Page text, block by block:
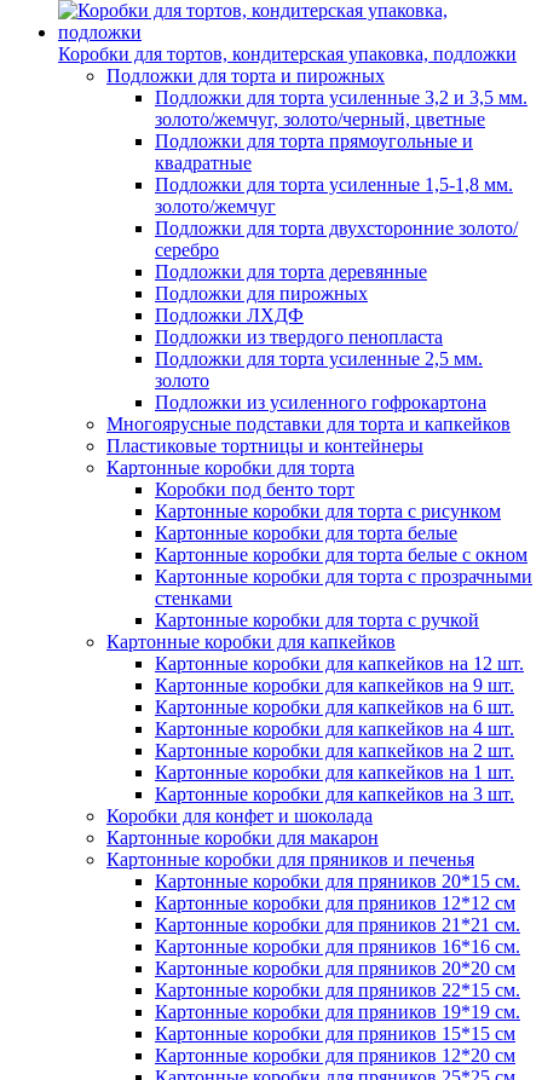
Коробки для тортов, кондитерская упаковка, подложки
Подложки для торта и пирожных
Подложки для торта усиленные 3,2 и 3,5 мм.
золото/жемчуг, золото/черный, цветные
Подложки для торта прямоугольные и
квадратные
Подложки для торта усиленные 1,5-1,8 мм.
золото/жемчуг
Подложки для торта двухсторонние золото/
серебро
Подложки для торта деревянные
Подложки для пирожных
Подложки ЛХДФ
Подложки из твердого пенопласта
Подложки для торта усиленные 2,5 мм.
золото
Подложки из усиленного гофрокартона
Многоярусные подставки для торта и капкейков
Пластиковые тортницы и контейнеры
Картонные коробки для торта
Коробки под бенто торт
Картонные коробки для торта с рисунком
Картонные коробки для торта белые
Картонные коробки для торта белые с окном
Картонные коробки для торта с прозрачными
стенками
Картонные коробки для торта с ручкой
Картонные коробки для капкейков
Картонные коробки для капкейков на 12 шт.
Картонные коробки для капкейков на 9 шт.
Картонные коробки для капкейков на 6 шт.
Картонные коробки для капкейков на 4 шт.
Картонные коробки для капкейков на 2 шт.
Картонные коробки для капкейков на 1 шт.
Картонные коробки для капкейков на 3 шт.
Коробки для конфет и шоколада
Картонные коробки для макарон
Картонные коробки для пряников и печенья
Картонные коробки для пряников 20*15 см.
Картонные коробки для пряников 12*12 см
Картонные коробки для пряников 21*21 см.
Картонные коробки для пряников 16*16 см.
Картонные коробки для пряников 20*20 см
Картонные коробки для пряников 22*15 см.
Картонные коробки для пряников 19*19 см.
Картонные коробки для пряников 15*15 см
Картонные коробки для пряников 12*20 см